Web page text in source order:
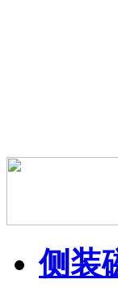
侧装